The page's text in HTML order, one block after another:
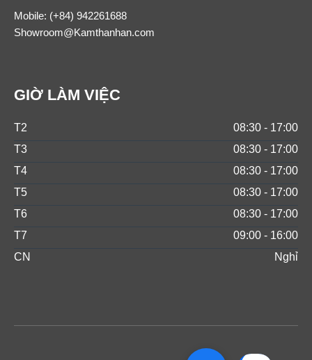
Mobile: (+84) 942261688
Showroom@Kamthanhan.com
GIỜ LÀM VIỆC
T2
08:30 - 17:00
T3
08:30 - 17:00
T4
08:30 - 17:00
T5
08:30 - 17:00
T6
08:30 - 17:00
T7
09:00 - 16:00
CN
Nghỉ